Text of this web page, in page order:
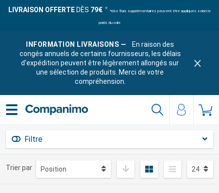
LIVRAISON OFFERTE DÈS 79€ *des frais supplémentaires peuvent être appliqués selon le
poids du colis
INFORMATION LIVRAISONS —
En raison des
congés annuels de certains fournisseurs, les délais
d'expédition peuvent être légèrement allongés sur
une sélection de produits. Merci de votre
compréhension.
Filtre
Trier par